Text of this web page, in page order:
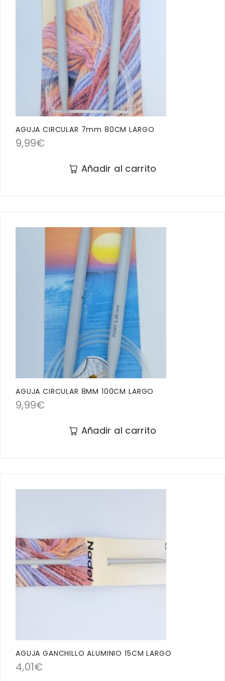
AGUJA CIRCULAR 7mm 80CM LARGO
9,99€
Añadir al carrito
AGUJA CIRCULAR 8MM 100CM LARGO
9,99€
Añadir al carrito
AGUJA GANCHILLO ALUMINIO 15CM LARGO
4,01€